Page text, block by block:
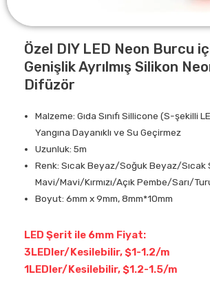
Özel DIY LED Neon Burcu
Genişlik Ayrılmış Silikon
Difüzör
Malzeme: Gıda Sınıfı Sillicone (S-şekilli
Yangına Dayanıklı ve Su Geçirmez
Uzunluk: 5m
Renk: Sıcak Beyaz/Soğuk Beyaz/Sıcak
Mavi/Mavi/Kırmızı/Açık Pembe/Sarı/
Boyut: 6mm x 9mm, 8mm*10mm
LED Şerit ile 6mm Fiyat:
3LEDler/Kesilebilir, $1-1.2/m
1LEDler/Kesilebilir, $1.2-1.5/m